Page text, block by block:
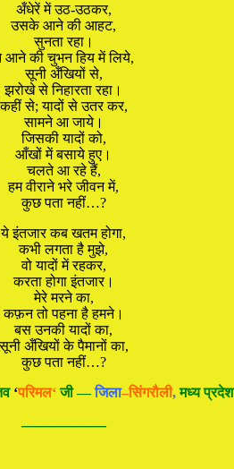
अँधेरें में उठ-उठकर,
उसके आने की आहट,
सुनता रहा।
आने की चुभन हिय में लिये,
सूनी अँखियों से,
झरोखे से निहारता रहा।
कहीं से; यादों से उतर कर,
सामने आ जाये।
जिसकी यादों को,
आँखों में बसाये हुए।
चलते आ रहे हैं,
हम वीराने भरे जीवन में,
कुछ पता नहीं…?
ये इंतजार कब खतम होगा,
कभी लगता है मुझे,
वो यादों में रहकर,
करता होगा इंतजार।
मेरे मरने का,
कफ़न तो पहना है हमने।
बस उनकी यादों का,
अँखियों के पैमानों का,
कुछ पता नहीं…?
‘परिमल‘जी —जिला–सिंगरौली, मध्य प्रदेश
—————